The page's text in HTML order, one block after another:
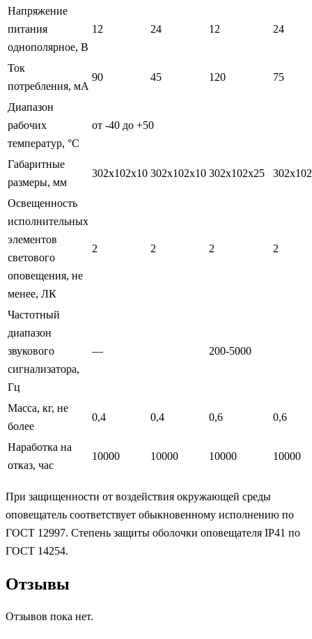
Напряжение
питания
однополярное, В
12 24 12 24
Ток
потребления, мА
90 45 120 75
Диапазон
рабочих
температур, °С
от -40 до +50
Габаритные
размеры, мм
302x102x10 302x102x10 302x102x25
Освещенность
исполнительных
элементов
светового
оповещения, не
менее, ЛК
2 2 2 2
Частотный
диапазон
звукового
сигнализатора,
Гц
— 200-5000
Масса, кг, не
более
0,4 0,4 0,6 0,6
Наработка на
отказ, час
10000 10000 10000 10000
При защищенности от воздействия окружающей среды
оповещатель соответствует обыкновенному исполнению по
ГОСТ 12997. Степень защиты оболочки оповещателя IP41 по
ГОСТ 14254.
Отзывы
Отзывов пока нет.